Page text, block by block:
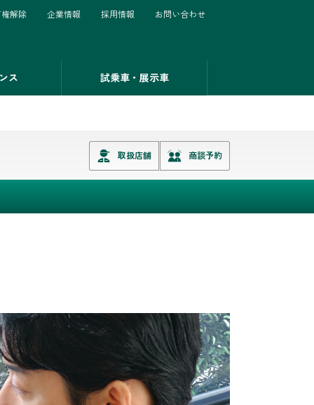
ス 試乗車・展示車
解除 企業情報 採用情報 お問い合わせ
取扱店舗 商談予約